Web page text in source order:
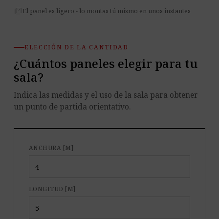
quiz El panel es ligero - lo montas tú mismo en unos instantes
ELECCIÓN DE LA CANTIDAD
¿Cuántos paneles elegir para tu
sala?
Indica las medidas y el uso de la sala para obtener
un punto de partida orientativo.
ANCHURA [M]
LONGITUD [M]